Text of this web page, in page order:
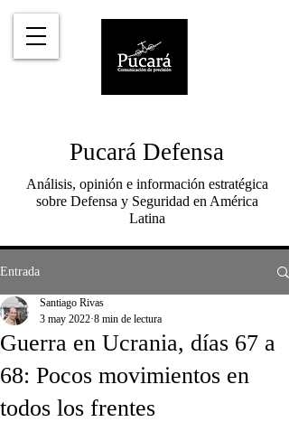
Pucará Defensa
Análisis, opinión e información estratégica
sobre Defensa y Seguridad en América
Latina
Entrada
Guerra en Ucrania, días 67 a
68: Pocos movimientos en
todos los frentes
Santiago Rivas
3 may 2022 8 min de lectura